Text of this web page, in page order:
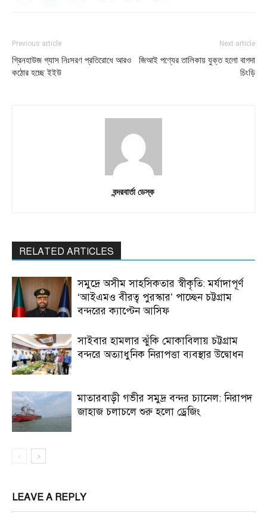
Previous article
গ্রিনহাউজ গ্যাস নিঃসরণ প্রতিরোধে আরও
কঠোর হচ্ছে ইইউ
Next article
জিআই পণ্যের তালিকায় যুক্ত হলো বাগদা
চিংড়ি
বন্দরবার্তা ডেস্ক
RELATED ARTICLES
সমুদ্রে অসীম সাহসিকতার স্বীকৃতি: মর্যাদাপূর্ণ
‘আইএমও বীরত্ব পুরস্কার’ পাচ্ছেন চট্টগ্রাম
বন্দরের ক্যাপ্টেন আসিফ
সাইবার হামলার ঝুঁকি মোকাবিলায় চট্টগ্রাম
বন্দরে অত্যাধুনিক নিরাপত্তা ব্যবস্থার উদ্বোধন
মাতারবাড়ী গভীর সমুদ্র বন্দর চ্যানেল: নিরাপদ
জাহাজ চলাচলে শুরু হলো ড্রেজিং
LEAVE A REPLY